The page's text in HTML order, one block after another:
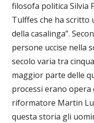
filosofa politica Silvia
Tulffes che ha scritto
della casalinga”.
persone uccise nella
secolo varia tra
maggior parte delle
processi erano opera
riformatore Martin
questa storia gli